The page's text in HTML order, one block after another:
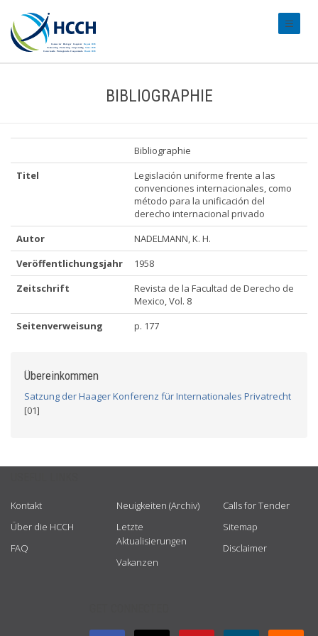
BIBLIOGRAPHIE
Bibliographie
Titel
Legislación uniforme frente a las
convenciones internacionales, como
método para la unificación del
derecho internacional privado
Autor
NADELMANN, K. H.
Veröffentlichungsjahr
1958
Zeitschrift
Revista de la Facultad de Derecho de
Mexico, Vol. 8
Seitenverweisung
p. 177
Übereinkommen
Satzung der Haager Konferenz für Internationales Privatrecht
[01]
Kontakt
Über die HCCH
FAQ
Neuigkeiten (Archiv)
Letzte
Aktualisierungen
Vakanzen
Calls for Tender
Sitemap
Disclaimer